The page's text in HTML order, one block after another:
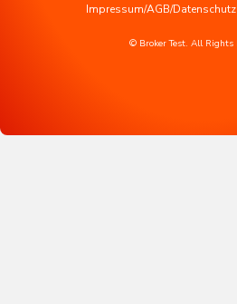
Impressum/AGB/Datenschutz
© Broker Test. All Rights